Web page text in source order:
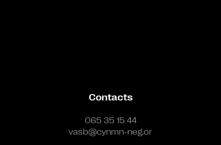
Contacts
065 35 15 44
vasb@cynmn-neg.or